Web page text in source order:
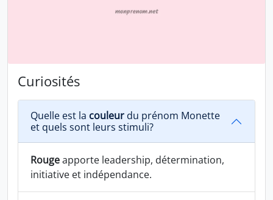
Curiosités
Quelle est la couleur du prénom Monette
et quels sont leurs stimuli?
Rougeapporte leadership, détermination,
initiative et indépendance.